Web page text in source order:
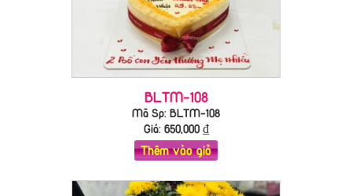
BLTM-108
Mã Sp: BLTM-108
Giá: 650,000₫
Thêm vào giỏ